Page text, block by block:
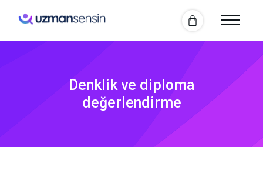
Denklik ve diploma
değerlendirme